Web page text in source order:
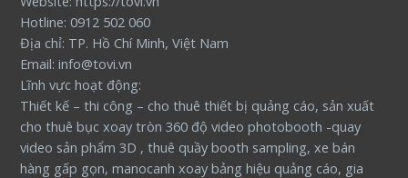
Hotline: 0912 502 060
Địa chỉ: TP. Hồ Chí Minh, Việt Nam
Email: info@tovi.vn
Lĩnh vực hoạt động:
Thiết kế – thi công – cho thuê thiết bị quảng cáo, sản xuất
cho thuê bục xoay tròn 360 độ video photobooth -quay
video sản phẩm 3D , thuê quầy booth sampling, xe bán
hàng gấp gọn, manocanh xoay bảng hiệu quảng cáo, gia